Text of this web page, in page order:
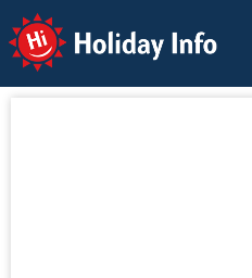
Holiday Info